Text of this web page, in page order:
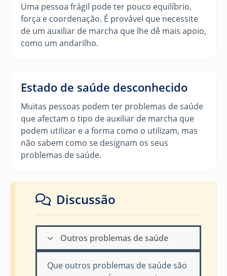
Uma pessoa frágil pode ter pouco equilíbrio,
força e coordenação. É provável que necessite
de um auxiliar de marcha que lhe dê mais apoio,
como um andarilho.
Estado de saúde desconhecido
Muitas pessoas podem ter problemas de saúde
que afectam o tipo de auxiliar de marcha que
podem utilizar e a forma como o utilizam, mas
não sabem como se designam os seus
problemas de saúde.
Discussão
Outros problemas de saúde
Que outros problemas de saúde são